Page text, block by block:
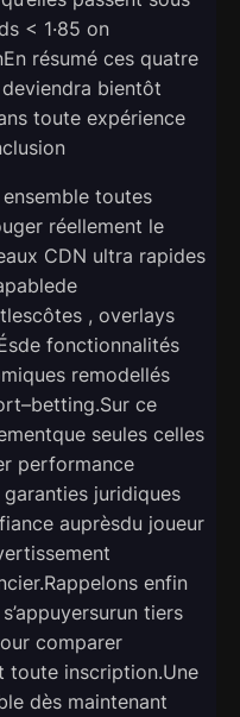
< 1·85 on
résumé ces quatre
bientôt
toute expérience
toutes
réellement le
CDN ultra rapides
, overlays
fonctionnalités
remodellés
ce
seules celles
performance
juridiques
auprèsdu joueur
enfin
tiers
comparer
toute inscription.Une
dès maintenant